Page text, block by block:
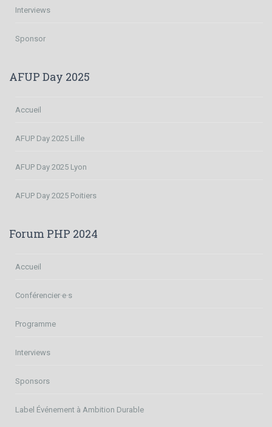
Interviews
Sponsor
AFUP Day 2025
Accueil
AFUP Day 2025 Lille
AFUP Day 2025 Lyon
AFUP Day 2025 Poitiers
Forum PHP 2024
Accueil
Conférencier·e·s
Programme
Interviews
Sponsors
Label Événement à Ambition Durable